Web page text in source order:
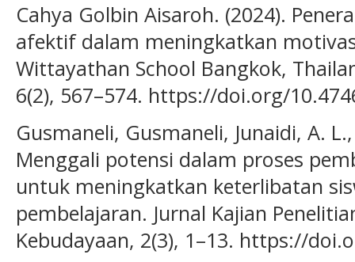
Cahya Golbin Aisaroh. (2024).
afektif dalam meningkatkan
Wittayathan School Bangkok,
6(2), 567–574. https://doi.org/
Gusmaneli, Gusmaneli, Junaidi, A.
Menggali potensi dalam proses
untuk meningkatkan keterlibatan
pembelajaran. Jurnal Kajian
Kebudayaan, 2(3), 1–13. https://